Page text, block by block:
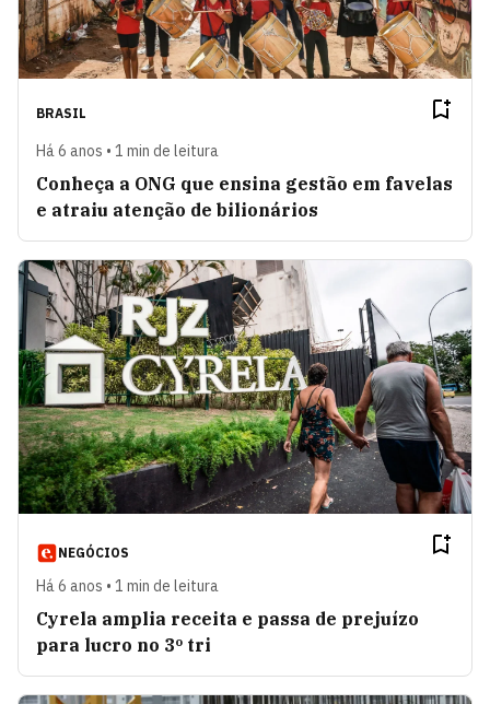
BRASIL
Há 6 anos • 1 min de leitura
Conheça a ONG que ensina gestão em favelas
e atraiu atenção de bilionários
NEGÓCIOS
Há 6 anos • 1 min de leitura
Cyrela amplia receita e passa de prejuízo
para lucro no 3º tri